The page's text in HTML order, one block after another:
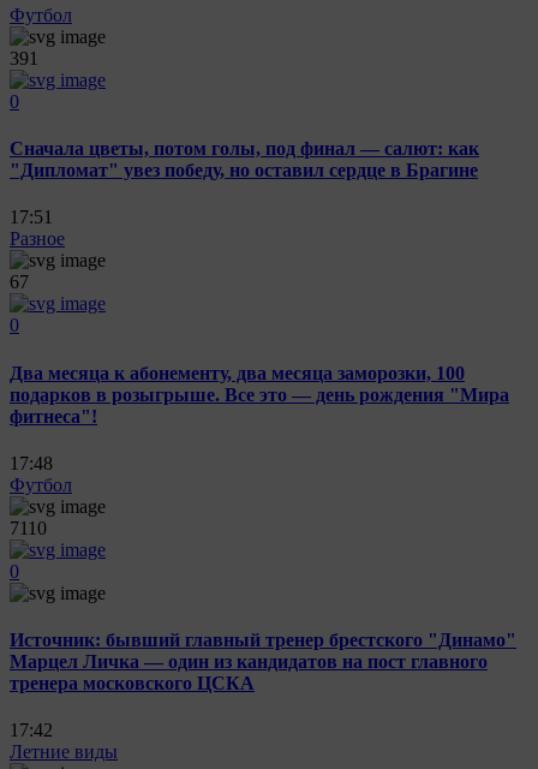
Футбол
391
0
Сначала цветы, потом голы, под финал — салют: как
"Дипломат" увез победу, но оставил сердце в Брагине
17:51
Разное
67
0
Два месяца к абонементу, два месяца заморозки, 100
подарков в розыгрыше. Все это — день рождения "Мира
фитнеса"!
17:48
Футбол
7110
0
Источник: бывший главный тренер брестского "Динамо"
Марцел Личка — один из кандидатов на пост главного
тренера московского ЦСКА
17:42
Летние виды